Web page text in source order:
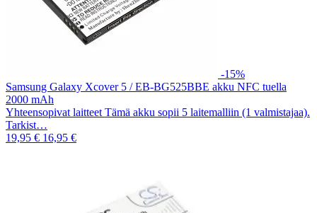
-15%
Samsung Galaxy Xcover 5 / EB-BG525BBE akku NFC tuella
2000 mAh
Yhteensopivat laitteet Tämä akku sopii 5 laitemalliin (1 valmistajaa).
Tarkist…
19,95 € 16,95 €